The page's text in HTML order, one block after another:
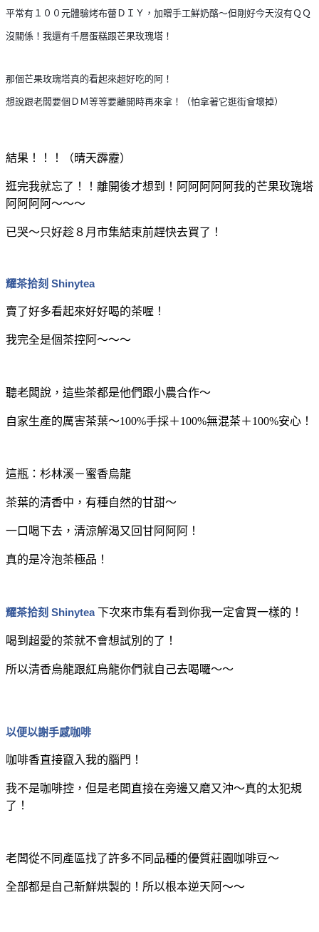
平常有１００元體驗烤布蕾ＤＩＹ，加贈手工鮮奶酪～但剛好今天沒有ＱＱ
沒關係！我還有千層蛋糕跟芒果玫瑰塔！
那個芒果玫瑰塔真的看起來超好吃的阿！
想說跟老闆要個ＤＭ等等要離開時再來拿！（怕拿著它逛街會壞掉）
結果！！！（晴天霹靂）
逛完我就忘了！！離開後才想到！阿阿阿阿阿我的芒果玫瑰塔
阿阿阿阿～～～
已哭～只好趁８月市集結束前趕快去買了！
耀茶拾刻 Shinytea
賣了好多看起來好好喝的茶喔！
我完全是個茶控阿～～～
聽老闆說，這些茶都是他們跟小農合作～
自家生產的厲害茶葉～100%手採＋100%無混茶＋100%安心！
這瓶：杉林溪－蜜香烏龍
茶葉的清香中，有種自然的甘甜～
一口喝下去，清涼解渴又回甘阿阿阿！
真的是冷泡茶極品！
耀茶拾刻 Shinytea 下次來市集有看到你我一定會買一樣的！
喝到超愛的茶就不會想試別的了！
所以清香烏龍跟紅烏龍你們就自己去喝囉～～
以便以謝手感咖啡
咖啡香直接竄入我的腦門！
我不是咖啡控，但是老闆直接在旁邊又磨又沖～真的太犯規
了！
老闆從不同產區找了許多不同品種的優質莊園咖啡豆～
全部都是自己新鮮烘製的！所以根本逆天阿～～